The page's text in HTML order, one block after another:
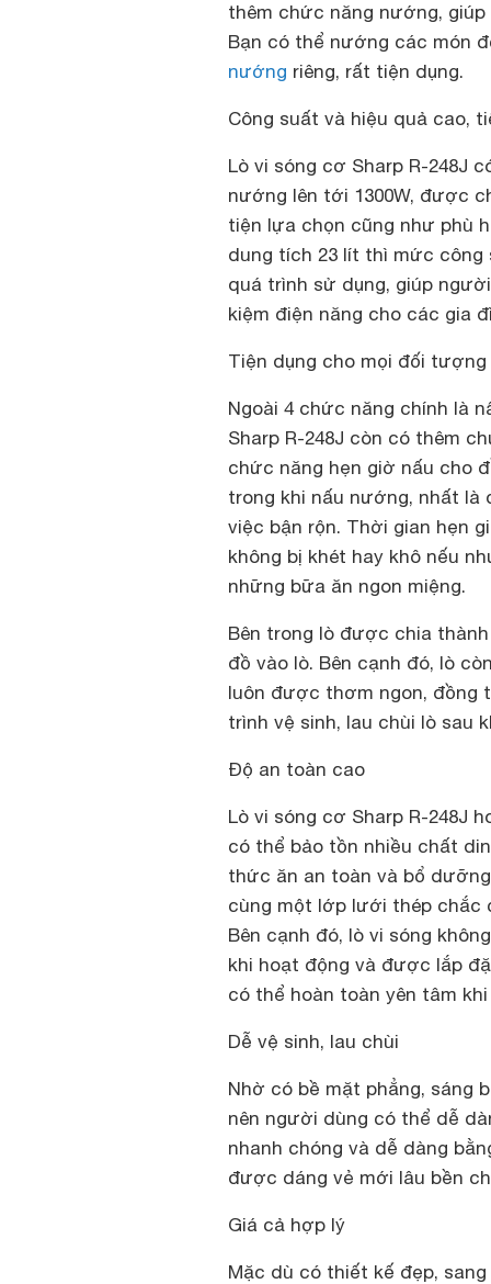
thêm chức năng nướng,
Bạn có thể nướng các món
nướng riêng, rất tiện dụng.
Công suất và hiệu quả cao,
Lò vi sóng cơ Sharp R-248J
nướng lên tới 1300W, được
tiện lựa chọn cũng như phù
dung tích 23 lít thì mức
quá trình sử dụng, giúp
kiệm điện năng cho các gia
Tiện dụng cho mọi đối
Ngoài 4 chức năng chính là
Sharp R-248J còn có thêm
chức năng hẹn giờ nấu cho
trong khi nấu nướng, nhất là
việc bận rộn. Thời gian hẹn
không bị khét hay khô nếu
những bữa ăn ngon miệng.
Bên trong lò được chia
đồ vào lò. Bên cạnh đó, lò
luôn được thơm ngon, đồng
trình vệ sinh, lau chùi lò sau
Độ an toàn cao
Lò vi sóng cơ Sharp R-248J
có thể bảo tồn nhiều chất
thức ăn an toàn và bổ
cùng một lớp lưới thép chắc
Bên cạnh đó, lò vi sóng
khi hoạt động và được lắp
có thể hoàn toàn yên tâm
Dễ vệ sinh, lau chùi
Nhờ có bề mặt phẳng, sáng
nên người dùng có thể dễ
nhanh chóng và dễ dàng
được dáng vẻ mới lâu bền
Giá cả hợp lý
Mặc dù có thiết kế đẹp,